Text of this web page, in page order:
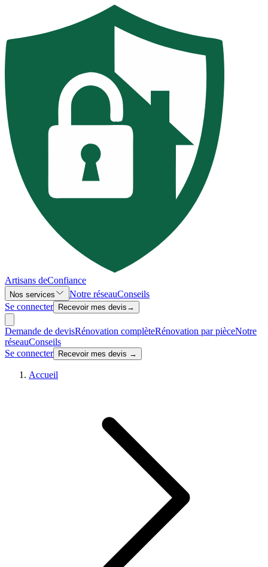
Artisans deConfiance
Nos services Notre réseauConseils
Se connecter
Recevoir mes devis →
Demande de devisRénovation complèteRénovation par pièceNotre
réseauConseils
Se connecter
Recevoir mes devis →
Accueil